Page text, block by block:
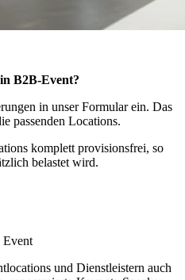
B2B-Event?
in unser Formular ein. Das
passenden Locations.
komplett provisionsfrei, so
belastet wird.
Event
und Dienstleistern auch